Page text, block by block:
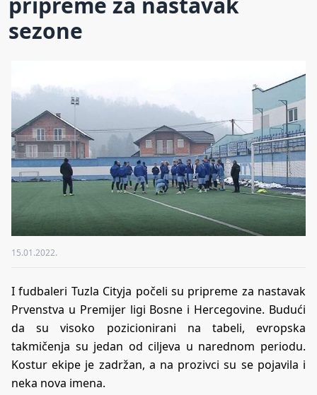
sezone
15.01.2022.
I fudbaleri Tuzla Cityja počeli su pripreme za nastavak
Prvenstva u Premijer ligi Bosne i Hercegovine. Budući
da su visoko pozicionirani na tabeli, evropska
takmičenja su jedan od ciljeva u narednom periodu.
Kostur ekipe je zadržan, a na prozivci su se pojavila i
neka nova imena.